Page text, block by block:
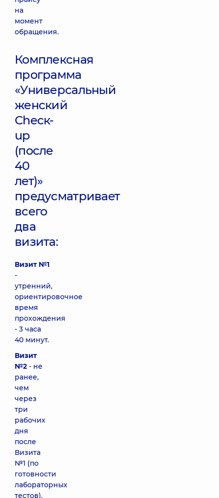
на
момент
обращения.
Комплексная
программа
«Универсальный
женский
Сһеск-
up
(после
40
лет)»
предусматривает
всего
два
визита:
Визит №1
-
утренний,
ориентировочное
время
прохождения
- 3 часа
40 минут.
Визит
№2 - не
ранее,
чем
через
три
рабочих
дня
после
Визита
№1 (по
готовности
лабораторных
тестов),